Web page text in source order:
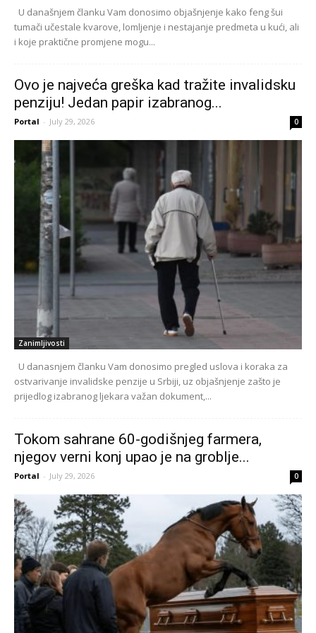
U današnjem članku Vam donosimo objašnjenje kako feng šui
tumači učestale kvarove, lomljenje i nestajanje predmeta u kući, ali
i koje praktične promjene mogu...
Ovo je najveća greška kad tražite invalidsku
penziju! Jedan papir izabranog...
Portal - July 29, 2026 0
Zanimljivosti
U danasnjem članku Vam donosimo pregled uslova i koraka za
ostvarivanje invalidske penzije u Srbiji, uz objašnjenje zašto je
prijedlog izabranog ljekara važan dokument,...
Tokom sahrane 60-godišnjeg farmera,
njegov verni konj upao je na groblje...
Portal - July 29, 2026 0